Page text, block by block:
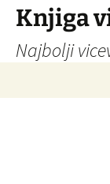
Knjiga
Najbolji